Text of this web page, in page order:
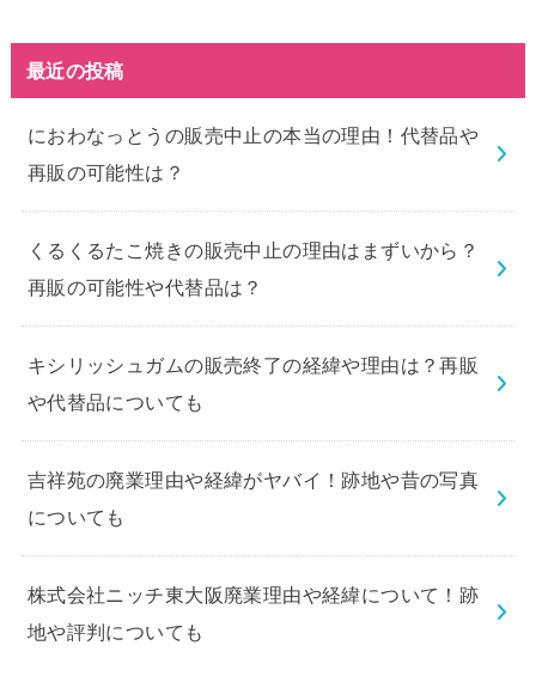
最近の投稿
におわなっとうの販売中止の本当の理由！代替品や
再販の可能性は？
くるくるたこ焼きの販売中止の理由はまずいから？
再販の可能性や代替品は？
キシリッシュガムの販売終了の経緯や理由は？再販
や代替品についても
吉祥苑の廃業理由や経緯がヤバイ！跡地や昔の写真
についても
株式会社ニッチ東大阪廃業理由や経緯について！跡
地や評判についても